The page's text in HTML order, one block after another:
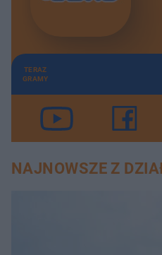
TERAZ
GRAMY
NAJNOWSZE Z